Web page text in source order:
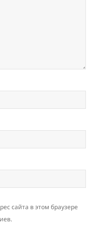
сайта в этом браузере